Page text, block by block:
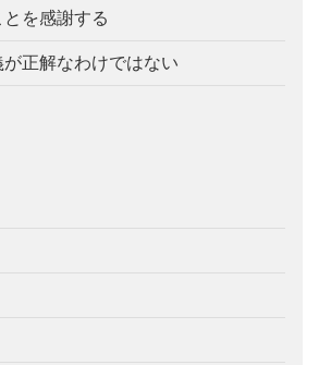
を感謝する
正解なわけではない